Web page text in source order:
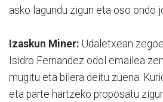
asko lagundu zigun eta oso ondo
Izaskun Miner: Udaletxean
Isidro Fernandez odol emailea
mugitu eta bilera deitu zuena.
eta parte hartzeko proposatu